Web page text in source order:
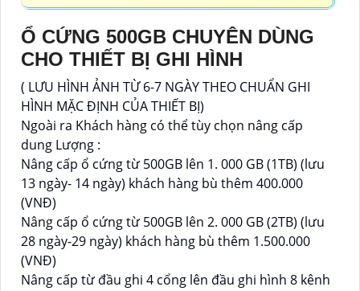
Ổ CỨNG 500GB CHUYÊN DÙNG
CHO THIẾT BỊ GHI HÌNH
( LƯU HÌNH ẢNH TỪ 6-7 NGÀY THEO CHUẨN GHI
HÌNH MẶC ĐỊNH CỦA THIẾT BỊ)
Ngoài ra Khách hàng có thể tùy chọn nâng cấp
dung Lượng :
Nâng cấp ổ cứng từ 500GB lên 1. 000 GB (1TB) (lưu
13 ngày- 14 ngày) khách hàng bù thêm 400.000
(VNĐ)
Nâng cấp ổ cứng từ 500GB lên 2. 000 GB (2TB) (lưu
28 ngày-29 ngày) khách hàng bù thêm 1.500.000
(VNĐ)
Nâng cấp từ đầu ghi 4 cổng lên đầu ghi hình 8 kênh